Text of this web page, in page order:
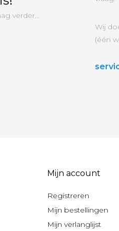
verder...
Wij
(één
Mijn account
Registreren
Mijn bestellingen
Mijn verlanglijst